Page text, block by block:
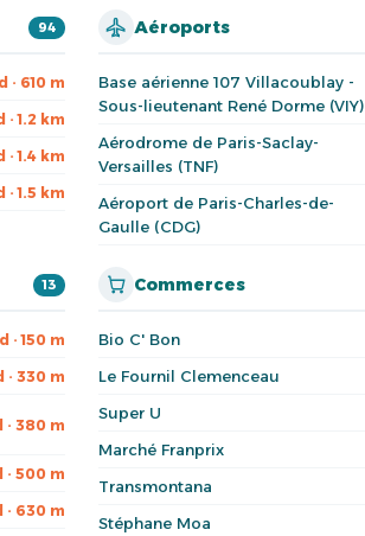
94
· 610 m
1.2 km
1.4 km
1.5 km
Aéroports
Base aérienne 107 Villacoublay -
Sous-lieutenant René Dorme (VIY)
Aérodrome de Paris-Saclay-
Versailles (TNF)
Aéroport de Paris-Charles-de-
Gaulle (CDG)
13
· 150 m
· 330 m
380 m
500 m
630 m
Commerces
Bio C' Bon
Le Fournil Clemenceau
Super U
Marché Franprix
Transmontana
Stéphane Moa